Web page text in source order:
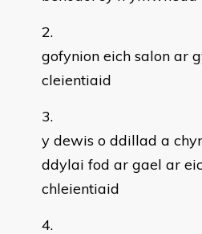
gofynion eich salon ar
cleientiaid
y dewis o ddillad a
ddylai fod ar gael ar
chleientiaid